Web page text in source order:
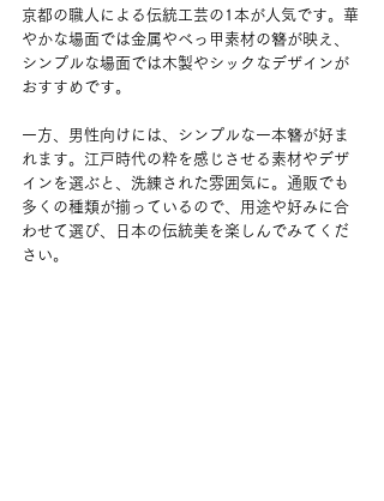
京都の職人による伝統工芸の1本が人気です。華
やかな場面では金属やべっ甲素材の簪が映え、
シンプルな場面では木製やシックなデザインが
おすすめです。
一方、男性向けには、シンプルな一本簪が好ま
れます。江戸時代の粋を感じさせる素材やデザ
インを選ぶと、洗練された雰囲気に。通販でも
多くの種類が揃っているので、用途や好みに合
わせて選び、日本の伝統美を楽しんでみてくだ
さい。